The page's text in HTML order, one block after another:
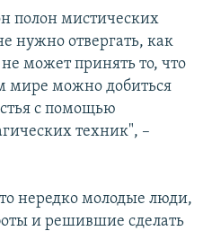
полон мистических
нужно отвергать, как
может принять то, что
мире можно добиться
с помощью
техник", –
нередко молодые люди,
и решившие сделать